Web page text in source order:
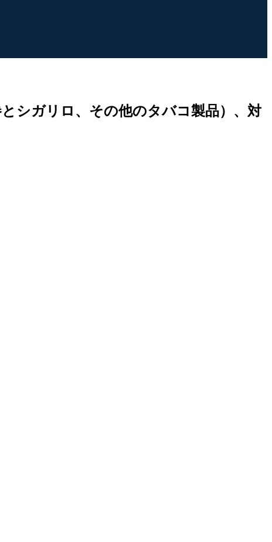
シガリロ、その他のタバコ製品）、対